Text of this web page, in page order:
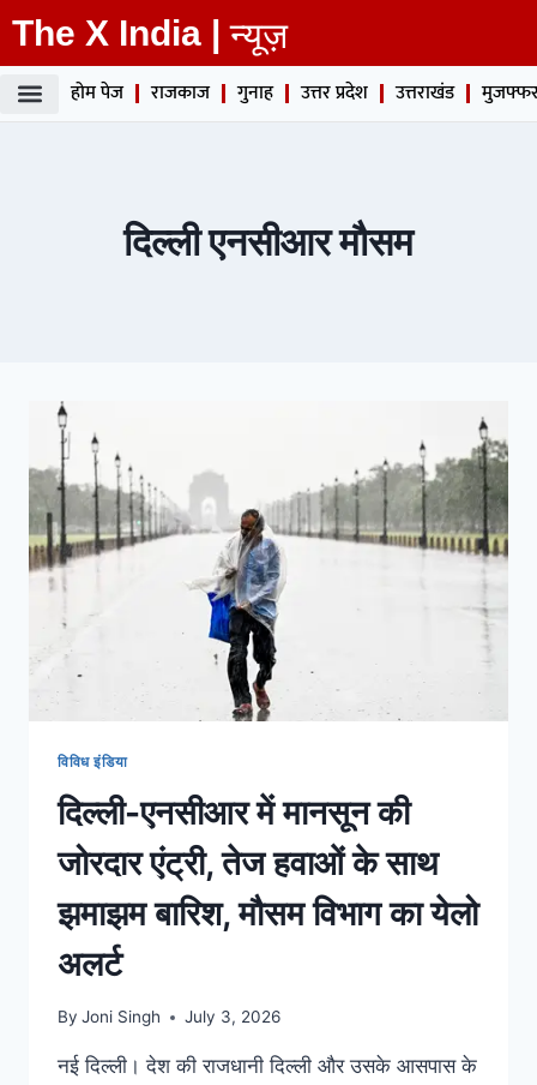
The X India | न्यूज़
होम पेज राजकाज गुनाह उत्तर प्रदेश उत्तराखंड
दिल्ली एनसीआर मौसम
विविध इंडिया
दिल्ली-एनसीआर में मानसून की
जोरदार एंट्री, तेज हवाओं के साथ
झमाझम बारिश, मौसम विभाग का येलो
अलर्ट
By Joni Singh July 3, 2026
नई दिल्ली। देश की राजधानी दिल्ली और उसके आसपास के